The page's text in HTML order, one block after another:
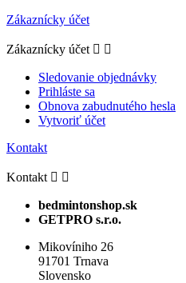
Zákaznícky účet
Zákaznícky účet  
Sledovanie objednávky
Prihláste sa
Obnova zabudnutého hesla
Vytvoriť účet
Kontakt
Kontakt  
bedmintonshop.sk
GETPRO s.r.o.
Mikovíniho 26
91701 Trnava
Slovensko